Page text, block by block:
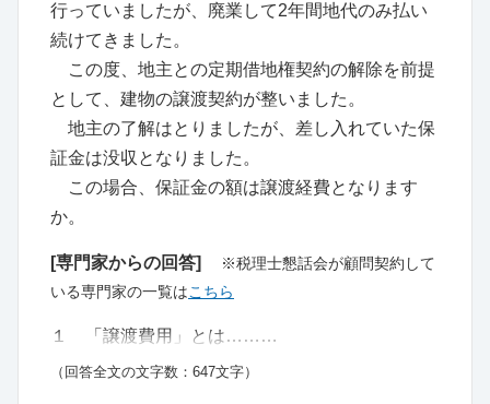
行っていましたが、廃業して2年間地代のみ払い
続けてきました。
この度、地主との定期借地権契約の解除を前提
として、建物の譲渡契約が整いました。
地主の了解はとりましたが、差し入れていた保
証金は没収となりました。
この場合、保証金の額は譲渡経費となります
か。
[専門家からの回答]
※税理士懇話会が顧問契約して
いる専門家の一覧はこちら
１ 「譲渡費用」とは………
（回答全文の文字数：647文字）